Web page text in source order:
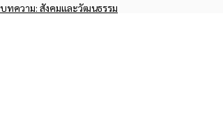
บทความ: สังคมและวัฒนธรรม